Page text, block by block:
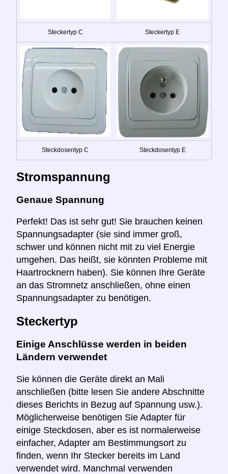
Steckertyp C Steckertyp E
Steckdosentyp C Steckdosentyp E
Stromspannung
Genaue Spannung
Perfekt! Das ist sehr gut! Sie brauchen keinen
Spannungsadapter (sie sind immer groß,
schwer und können nicht mit zu viel Energie
umgehen. Das heißt, sie könnten Probleme mit
Haartrocknern haben). Sie können Ihre Geräte
an das Stromnetz anschließen, ohne einen
Spannungsadapter zu benötigen.
Steckertyp
Einige Anschlüsse werden in beiden
Ländern verwendet
Sie können die Geräte direkt an Mali
anschließen (bitte lesen Sie andere Abschnitte
dieses Berichts in Bezug auf Spannung usw.).
Möglicherweise benötigen Sie Adapter für
einige Steckdosen, aber es ist normalerweise
einfacher, Adapter am Bestimmungsort zu
finden, wenn Ihr Stecker bereits im Land
verwendet wird. Manchmal verwenden